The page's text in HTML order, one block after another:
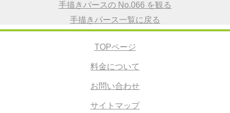
手描きパースの No.066 を観る
手描きパース一覧に戻る
TOPページ
料金について
お問い合わせ
サイトマップ